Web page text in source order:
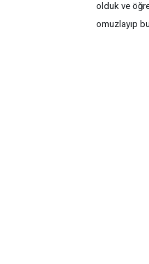
olduk ve
omuzlayıp